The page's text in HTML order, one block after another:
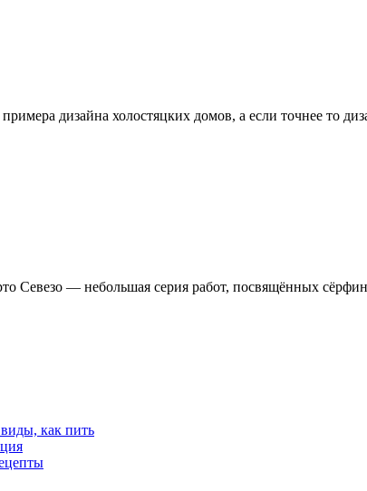
дизайна холостяцких домов, а если точнее то
Севезо — небольшая серия работ, посвящённых
виды, как пить